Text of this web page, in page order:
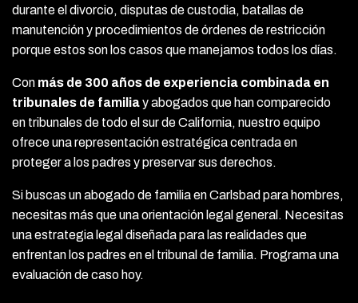
durante el divorcio, disputas de custodia, batallas de
manutención y procedimientos de órdenes de restricción
porque estos son los casos que manejamos todos los días.
Con más de 300 años de experiencia combinada en
tribunales de familiay abogados que han comparecido
en tribunales de todo el sur de California, nuestro equipo
ofrece una representación estratégica centrada en
proteger a los padres y preservar sus derechos.
Si buscas un abogado de familia en Carlsbad para hombres,
necesitas más que una orientación legal general. Necesitas
una estrategia legal diseñada para las realidades que
enfrentan los padres en el tribunal de familia. Programa una
evaluación de caso hoy.